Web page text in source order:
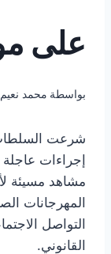
على
بواسطة محمد نعيم
شرعت
إجراءات
مشاهد مسيئة
المهرجانات
التواصل
القانوني.